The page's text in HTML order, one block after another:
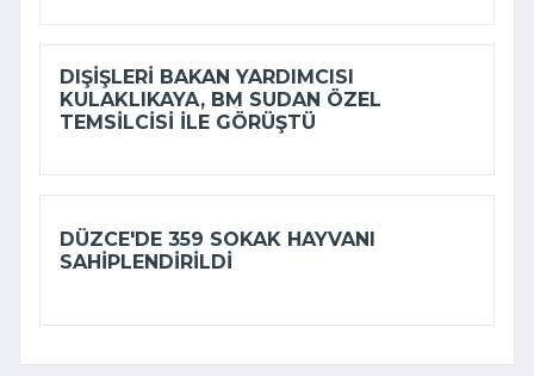
DIŞIŞLERI BAKAN YARDIMCISI
KULAKLIKAYA, BM SUDAN ÖZEL
TEMSILCISI ILE GÖRÜŞTÜ
DÜZCE'DE 359 SOKAK HAYVANI
SAHIPLENDIRILDI